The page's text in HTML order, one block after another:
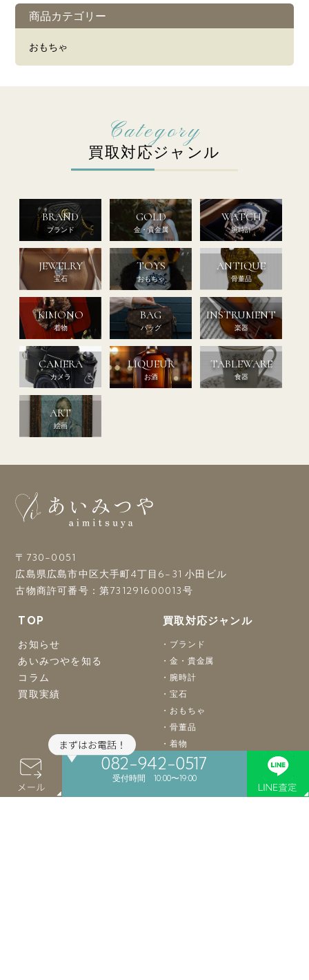
商品カテゴリー
おもちゃ
買取対応ジャンル
BRAND
ブランド
GOLD
金・貴金属
WATCH
腕時計
JEWELRY
宝石
TOYS
おもちゃ
ANTIQUE
骨董品
KIMONO
着物
BAG
バッグ
INSTRUMENT
楽器
CAMERA
カメラ
LIQUEUR
お酒
TABLEWARE
食器
ART
絵画
〒730-0051
広島県広島市中区大手町4丁目6-31 小田ビル
古物商許可番号：第731291600013号
TOP
お知らせ
あいみつやを知る
コラム
買取実績
買取対応ジャンル
ブランド
金・貴金属
腕時計
宝石
おもちゃ
骨董品
着物
バッグ
楽器
082-942-0517
受付時間 10:00〜19:00